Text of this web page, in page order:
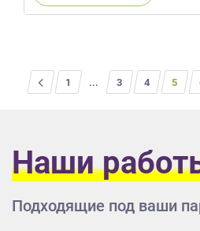
1 ... 3 4 5
Наши
Подходящие под ваши